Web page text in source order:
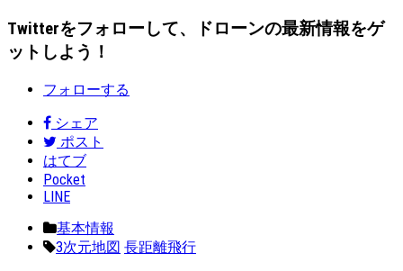
Twitterをフォローして、ドローンの最新情報をゲ
ットしよう！
フォローする
シェア
ポスト
はてブ
Pocket
LINE
基本情報
3次元地図 長距離飛行